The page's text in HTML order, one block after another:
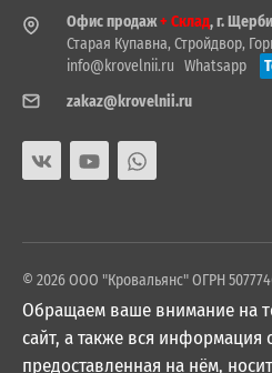
Офис продаж+ Склад, г.
Старая Купавна, Стройдвор,
info@krovelnii.ru Whatsapp
zakaz@krovelnii.ru
© 2026 ООО "Кровальянс" ОГРН
Обращаем ваше внимание на
сайт, а также вся информация
предоставленная на нём,